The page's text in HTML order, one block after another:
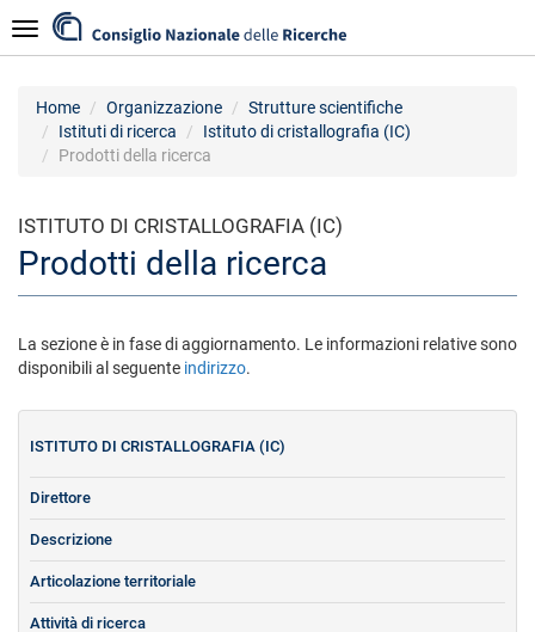
al
contenuto
Navigazione
Home Organizzazione
Strutture scientifiche
Istituti di ricerca
Istituto di cristallografia (IC)
Prodotti della ricerca
ISTITUTO DI CRISTALLOGRAFIA (IC)
Prodotti della ricerca
La sezione è in fase di aggiornamento. Le informazioni relative sono
disponibili al seguente indirizzo.
ISTITUTO DI CRISTALLOGRAFIA (IC)
Direttore
Descrizione
Articolazione territoriale
Attività di ricerca